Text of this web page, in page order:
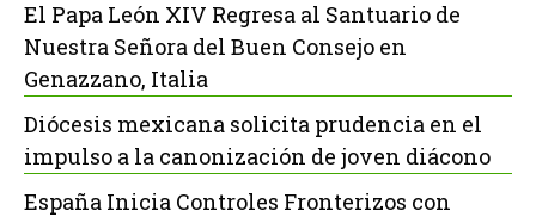
El Papa León XIV Regresa al Santuario de
Nuestra Señora del Buen Consejo en
Genazzano, Italia
Diócesis mexicana solicita prudencia en el
impulso a la canonización de joven diácono
España Inicia Controles Fronterizos con